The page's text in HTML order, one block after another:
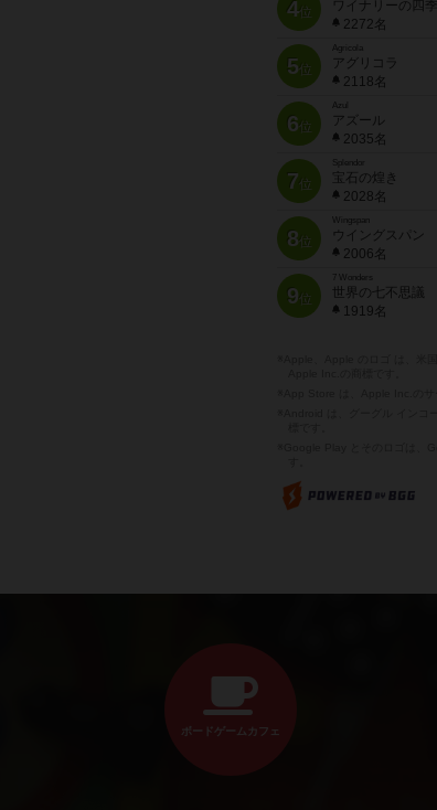
4位
ワイナリーの四季
2272名
5位
Agricola
アグリコラ
2118名
6位
Azul
アズール
2035名
7位
宝石の煌き
2028名
8位
Wingspan
ウイングスパン
2006名
9位
7 Wonders
世界の七不思議
1919名
ボードゲームカフェ